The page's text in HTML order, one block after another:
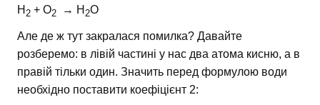
H 2 + O2 → H 2O
Але де ж тут закралася помилка? Давайте
розберемо: в лівій частині у нас два атома кисню, а в
правій тільки один. Значить перед формулою води
необхідно поставити коефіцієнт 2: